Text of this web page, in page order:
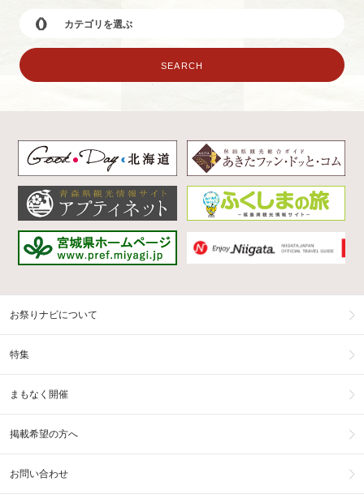
お祭りナビについて
特集
まもなく開催
掲載希望の方へ
お問い合わせ